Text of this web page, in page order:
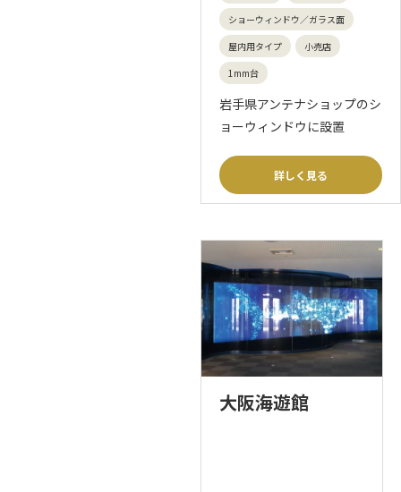
ショーウィンドウ／ガラス面
屋内用タイプ
小売店
1mm台
岩手県アンテナショップのシ
ョーウィンドウに設置
詳しく見る
大阪海遊館